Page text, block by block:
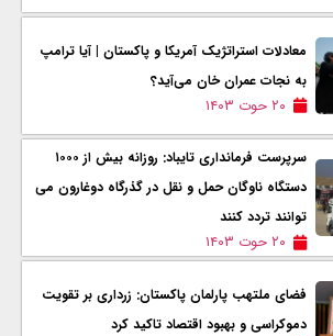
معادلات استراتژیک آمریکا و پاکستان | آیا ترامپ
به نجات عمران خان می‌آید؟
۲۰ حوت ۱۴۰۳
سرپرست فرمانداری تایباد: روزانه بیش از ۱۰۰۰
دستگاه ناوگان حمل و نقل در گذرگاه دوغارون می
توانند تردد کنند
۲۰ حوت ۱۴۰۳
فضای ملتهب پارلمان پاکستان: زرداری بر تقویت
دموکراسی و بهبود اقتصاد تاکید کرد